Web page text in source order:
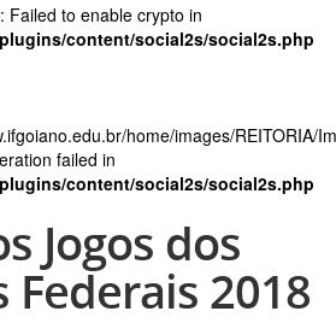
Failed to enable crypto in
content/social2s/social2s.php
home/images/REITORIA/
failed in
content/social2s/social2s.php
Jogos dos
2018